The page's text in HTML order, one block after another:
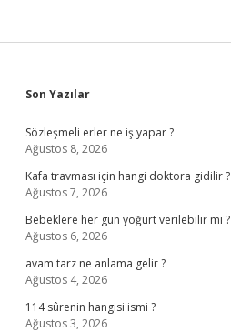
Sidebar
Son Yazılar
Sözleşmeli erler ne iş yapar ?
Ağustos 8, 2026
Kafa travması için hangi doktora gidilir ?
Ağustos 7, 2026
Bebeklere her gün yoğurt verilebilir mi ?
Ağustos 6, 2026
avam tarz ne anlama gelir ?
Ağustos 4, 2026
114 sûrenin hangisi ismi ?
Ağustos 3, 2026